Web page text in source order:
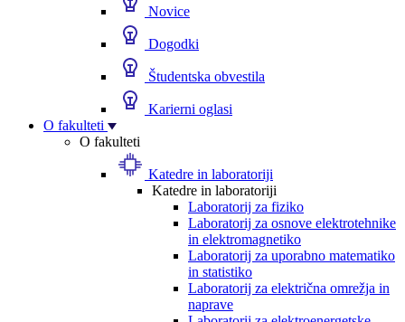
Novice
Dogodki
Študentska obvestila
Karierni oglasi
O fakulteti
O fakulteti
Katedre in laboratoriji
Katedre in laboratoriji
Laboratorij za fiziko
Laboratorij za osnove elektrotehnike
in elektromagnetiko
Laboratorij za uporabno matematiko
in statistiko
Laboratorij za električna omrežja in
naprave